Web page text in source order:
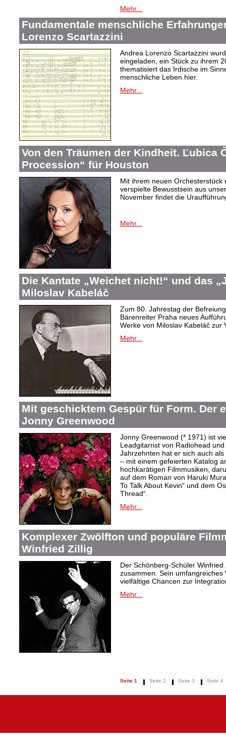
Mehr...
Fundamentale menschliche
Lorenzo Scartazzini
Andrea Lorenzo Scartazzini
eingeladen, ein Stück zu ihrem
thematisiert das Irdische im
menschliche Leben hier.
Mehr...
Von den Träumen der Kindheit. Ľubica
Procession“ für Houston
Mit ihrem neuen Orchesterstück
verspielte Bewusstsein aus
November findet die
Mehr...
Die Kantate „Weichet nicht!“ und das
Miloslav Kabeláč
Zum 80. Jahrestag der
Bärenreiter Praha neues
Werke von Miloslav Kabeláč zur
Mehr...
Mit geschicktem Gespür für Form. Der
Jonny Greenwood
Jonny Greenwood (* 1971) ist
Leadgitarrist von Radiohead
Jahrzehnten hat er sich auch
– mit einem gefeierten Katalog
hochkarätigen Filmmusiken,
auf dem Roman von Haruki
To Talk About Kevin“ und dem
Thread“.
Mehr...
Komplexer Zwölfton und populäre
Winfried Zillig
Der Schönberg-Schüler
zusammen. Sein
vielfältige Chancen zur
Mehr...
Seite 1 Seite 2 Seite 3 Seite 4